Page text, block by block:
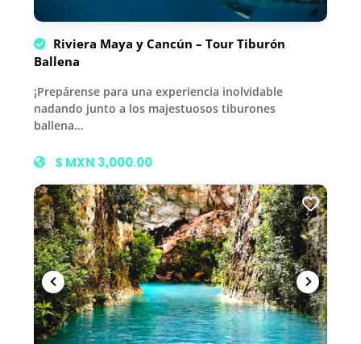
Riviera Maya y Cancún – Tour Tiburón
Ballena
¡Prepárense para una experiencia inolvidable
nadando junto a los majestuosos tiburones
ballena…
$ MXN 3,000.00